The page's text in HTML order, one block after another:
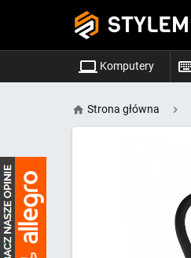
STYLEM
Komputery
Strona główna